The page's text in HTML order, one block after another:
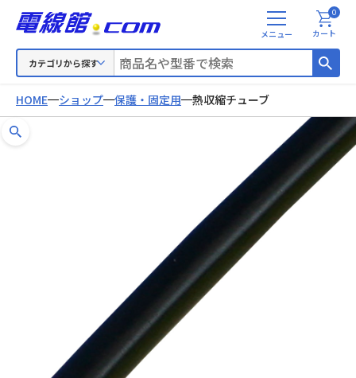
カテゴリから探す
メ
ニ
カート
0
HOME ショップ 保護・固定用 熱収縮チューブ